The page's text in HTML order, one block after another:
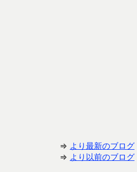
⇒ より最新のブログ
⇒ より以前のブログ